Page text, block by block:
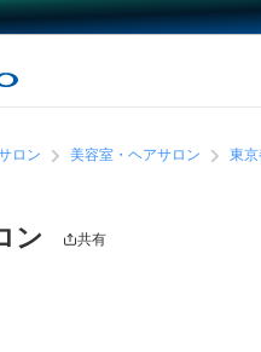
ロン 美容室・ヘアサロン 東
ン 共有